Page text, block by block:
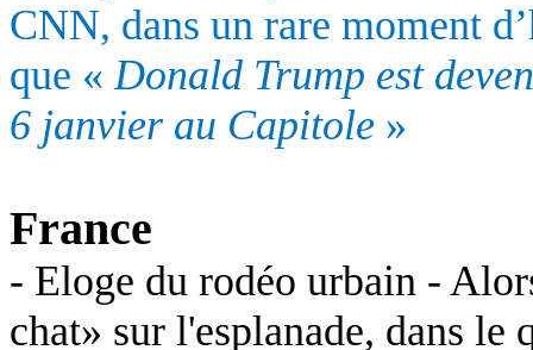
CNN, dans un rare moment
que « Donald Trump est
6 janvier au Capitole »
France
- Eloge du rodéo urbain -
chat» sur l'esplanade, dans